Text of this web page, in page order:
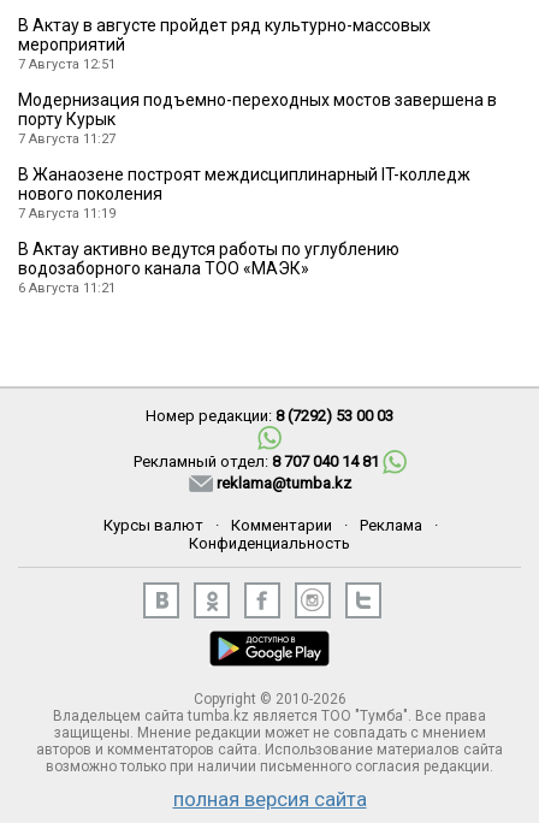
В Актау в августе пройдет ряд культурно-массовых
мероприятий
7 Августа 12:51
Модернизация подъемно-переходных мостов завершена в
порту Курык
7 Августа 11:27
В Жанаозене построят междисциплинарный IT-колледж
нового поколения
7 Августа 11:19
В Актау активно ведутся работы по углублению
водозаборного канала ТОО «МАЭК»
6 Августа 11:21
Номер редакции: 8 (7292) 53 00 03
Рекламный отдел: 8 707 040 14 81
reklama@tumba.kz
Курсы валют · Комментарии · Реклама
·
Конфиденциальность
Copyright © 2010-2026
Владельцем сайта tumba.kz является ТОО "Тумба". Все права
защищены. Мнение редакции может не совпадать с мнением
авторов и комментаторов сайта. Использование материалов сайта
возможно только при наличии письменного согласия редакции.
полная версия сайта